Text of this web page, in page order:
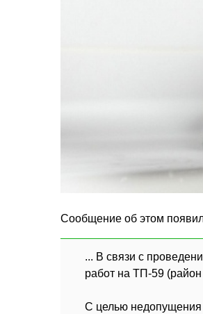
Сообщение об этом
... В связи с
работ на ТП-59
С целью недопущения